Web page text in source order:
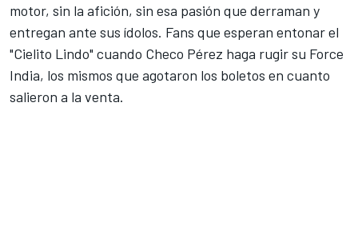
motor, sin la afición, sin esa pasión que derraman y
entregan ante sus ídolos. Fans que esperan entonar el
"Cielito Lindo" cuando Checo Pérez haga rugir su Force
India, los mismos que agotaron los boletos en cuanto
salieron a la venta.